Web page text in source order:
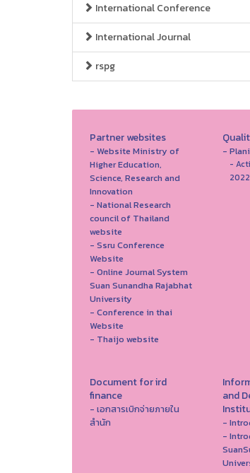
International Conference
International Journal
rspg
Partner websites
- Website Ministry of
Higher Education,
Science, Research and
Innovation
- National Research
council of Thailand
website
- Ssru Conference
Website
- Online Journal System
Suan Sunandha Rajabhat
University
- Conference in thai
Website
- Thaijo website
-
-
2022
Document for ird
finance
- เอกสารเบิกจ่ายภายใน
สำนัก
and
-
-